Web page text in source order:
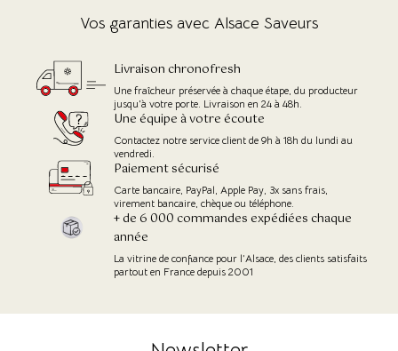
Vos garanties avec Alsace Saveurs
Livraison chronofresh
Une fraîcheur préservée à chaque étape, du producteur
jusqu'à votre porte. Livraison en 24 à 48h.
Une équipe à votre écoute
Contactez notre service client de 9h à 18h du lundi au
vendredi.
Paiement sécurisé
Carte bancaire, PayPal, Apple Pay, 3x sans frais,
virement bancaire, chèque ou téléphone.
+ de 6 000 commandes expédiées chaque
année
La vitrine de confiance pour l’Alsace, des clients satisfaits
partout en France depuis 2001